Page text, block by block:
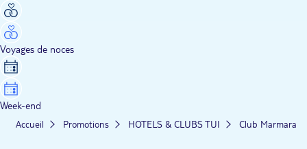
Voyages de noces
Week-end
Accueil Promotions HOTELS & CLUBS TUI Club Marmara